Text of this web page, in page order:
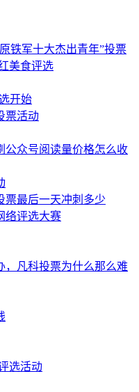
铁军十大杰出青年”投票
美食评选
开始
票活动
公众号阅读量价格怎么收
票最后一天冲刺多少
络评选大赛
，凡科投票为什么那么难
选活动